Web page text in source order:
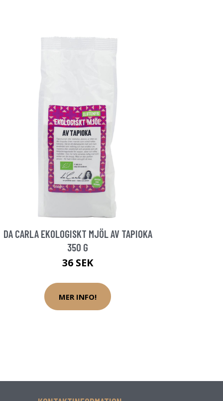
DA CARLA EKOLOGISKT MJÖL AV TAPIOKA
350 G
36 SEK
MER INFO!